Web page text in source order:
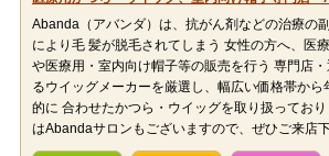
Abanda（アバンダ）は、抗がん剤などの治療の
により毛 髪が脱毛されてしまう 女性の方へ、医
や医療用・室内向け帽子等の販売を行う 専門店
るウイッグメーカーを厳選し、幅広い価格帯から
的に 合わせたかつら・ウイッグを取り扱ってお
はAbandaサロンもございますので、ぜひご来店下